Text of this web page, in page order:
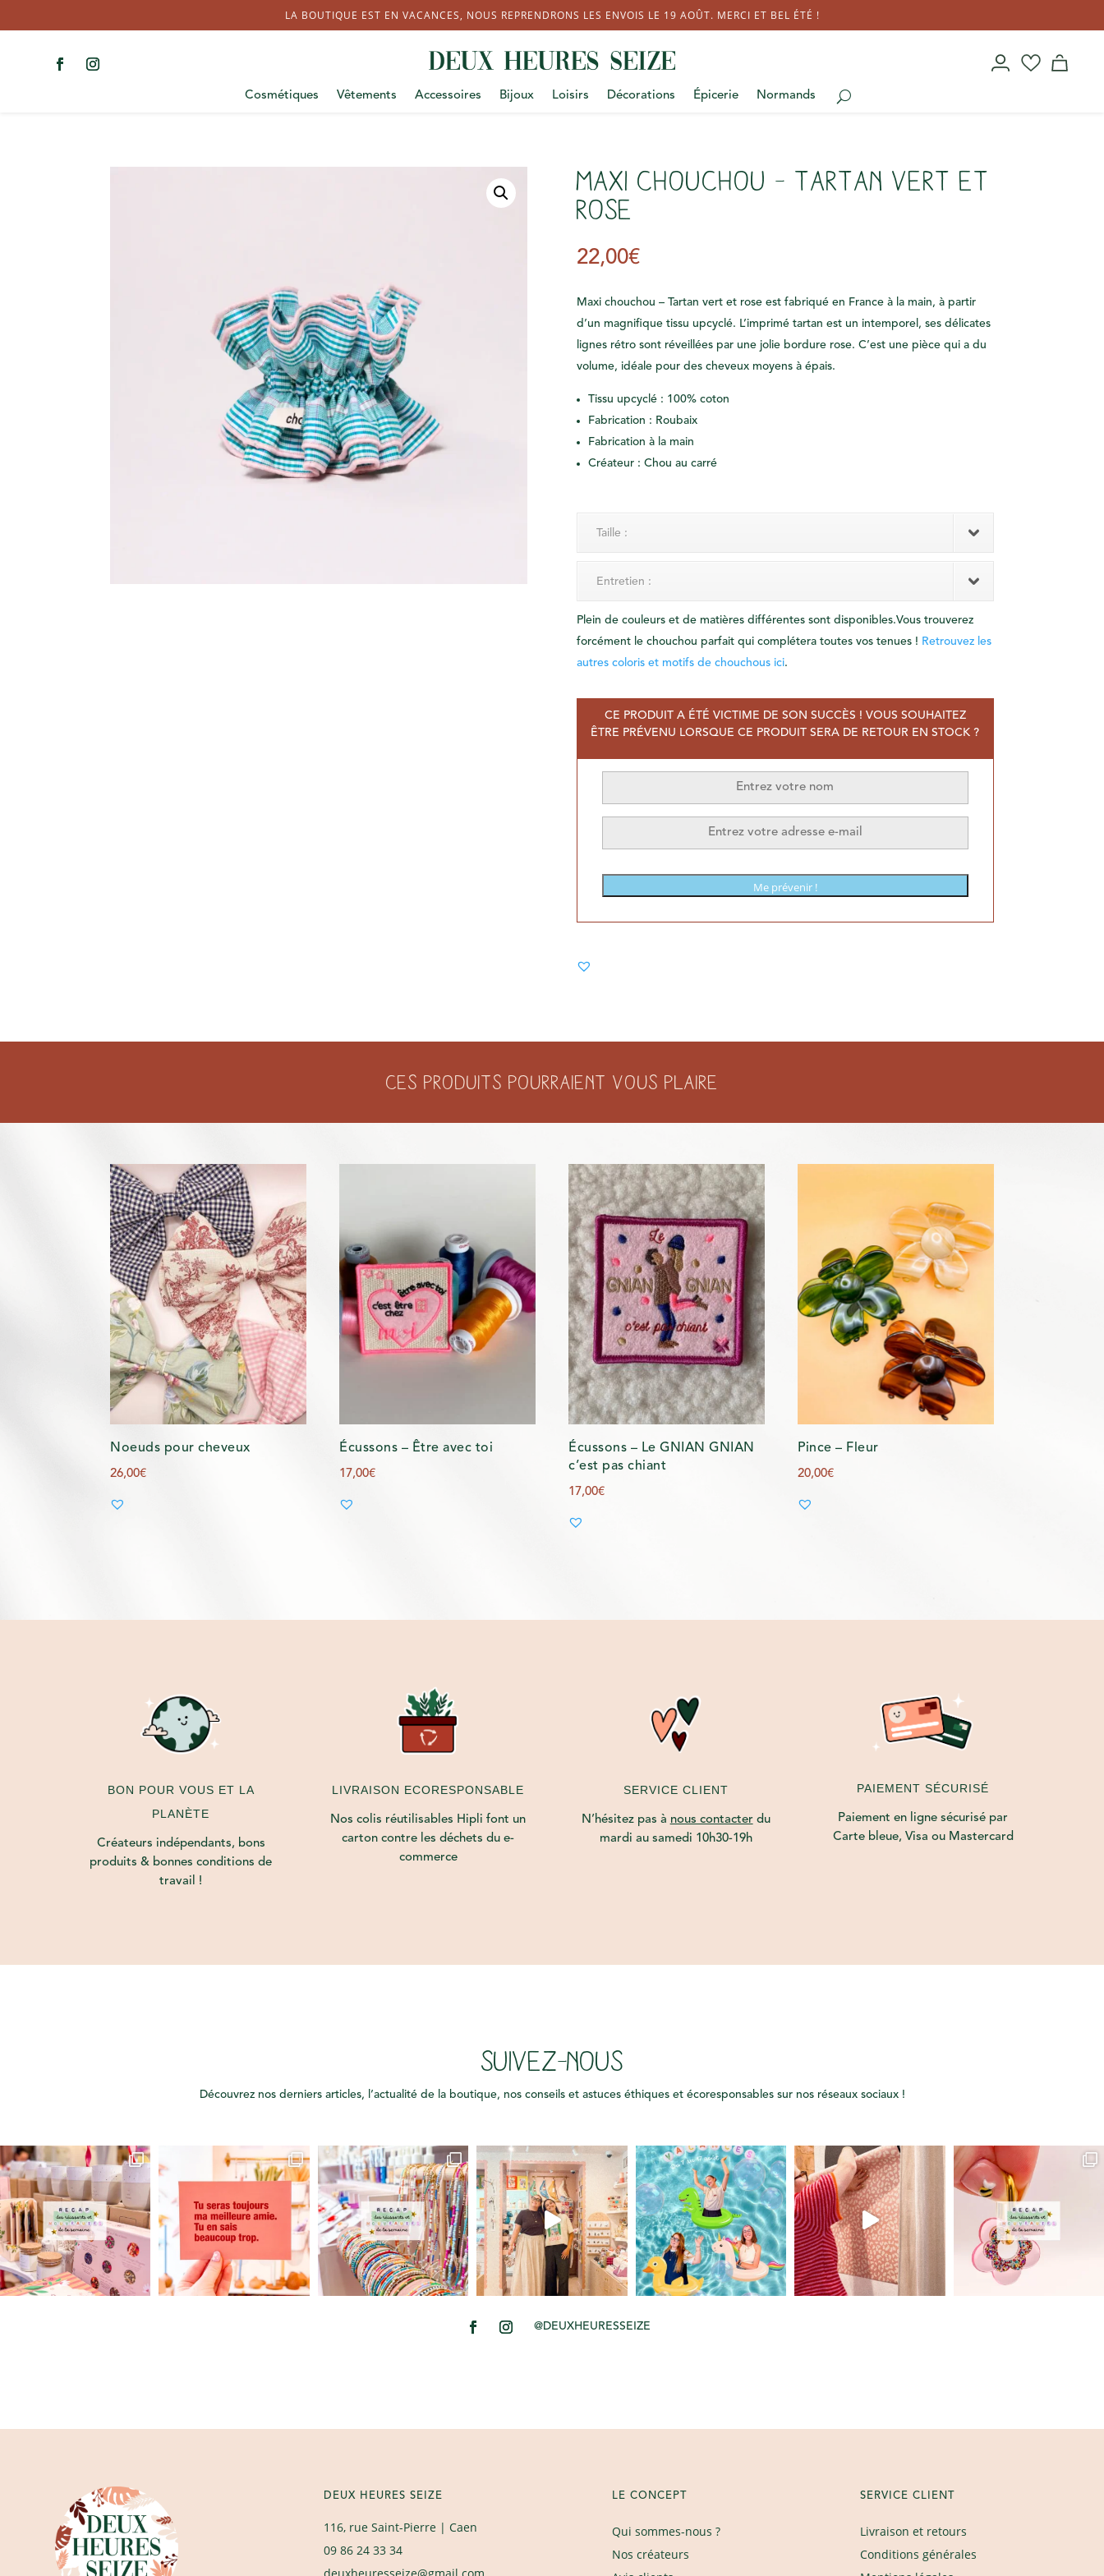
LA BOUTIQUE EST EN VACANCES, NOUS REPRENDRONS LES ENVOIS LE 19 AOÛT. MERCI ET BEL ÉTÉ !
Cosmétiques Vêtements Accessoires Bijoux Loisirs Décorations Épicerie Normands
Maxi chouchou – Tartan vert et
rose
22,00€
Maxi chouchou – Tartan vert et rose est fabriqué en France à la main, à partir
d’un magnifique tissu upcyclé. L’imprimé tartan est un intemporel, ses délicates
lignes rétro sont réveillées par une jolie bordure rose. C’est une pièce qui a du
volume, idéale pour des cheveux moyens à épais.
Tissu upcyclé : 100% coton
Fabrication : Roubaix
Fabrication à la main
Créateur : Chou au carré
Taille :
Entretien :
Plein de couleurs et de matières différentes sont disponibles.Vous trouverez
forcément le chouchou parfait qui complétera toutes vos tenues ! Retrouvez les
autres coloris et motifs de chouchous ici.
CE PRODUIT A ÉTÉ VICTIME DE SON SUCCÈS ! VOUS SOUHAITEZ
ÊTRE PRÉVENU LORSQUE CE PRODUIT SERA DE RETOUR EN STOCK ?
Me prévenir !
Ces produits pourraient vous plaire
Noeuds pour cheveux
26,00€
Écussons – Être avec toi
17,00€
Écussons – Le GNIAN GNIAN
c’est pas chiant
17,00€
Pince – Fleur
20,00€
BON POUR VOUS ET LA
PLANÈTE
Créateurs indépendants, bons
produits & bonnes conditions de
travail !
LIVRAISON ECORESPONSABLE
Nos colis réutilisables Hipli font un
carton contre les déchets du e-
commerce
SERVICE CLIENT
N’hésitez pas à nous contacter du
mardi au samedi 10h30-19h
PAIEMENT SÉCURISÉ
Paiement en ligne sécurisé par
Carte bleue, Visa ou Mastercard
SUIVEZ-NOUS
Découvrez nos derniers articles, l’actualité de la boutique, nos conseils et astuces éthiques et écoresponsables sur nos réseaux sociaux !
@DEUXHEURESSEIZE
DEUX HEURES SEIZE
116, rue Saint-Pierre| Caen
09 86 24 33 34
LE CONCEPT
Qui sommes-nous ?
Nos créateurs
SERVICE CLIENT
Livraison et retours
Conditions générales